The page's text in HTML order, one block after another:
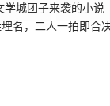
城团子来袭的小说
名，二人一拍即合